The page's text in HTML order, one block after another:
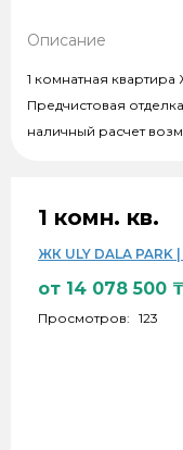
Описание
1 комнатная квартира
Предчистовая
наличный расчет
1 комн. кв.
ЖК ULY DALA PARK |
от 14 078 500 ₸
Просмотров: 123